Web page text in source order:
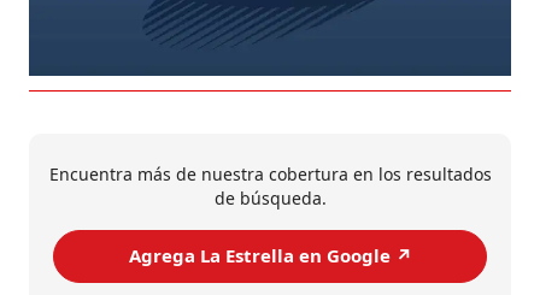
Encuentra más de nuestra cobertura en los resultados
de búsqueda.
Agrega La Estrella en Google ↗️